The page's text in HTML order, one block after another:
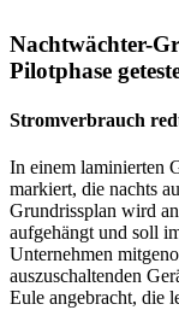
Nachtwächter-
Pilotphase
Stromverbrauch
In einem laminierten
markiert, die nachts
Grundrissplan wird
aufgehängt und soll
Unternehmen
auszuschaltenden
Eule angebracht, die